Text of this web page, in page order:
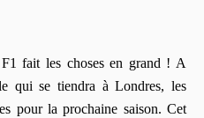
fait les choses en grand ! A
qui se tiendra à Londres, les
pour la prochaine saison. Cet